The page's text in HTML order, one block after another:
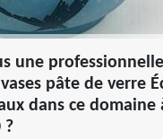
une
pâte de verre
dans ce domaine
?